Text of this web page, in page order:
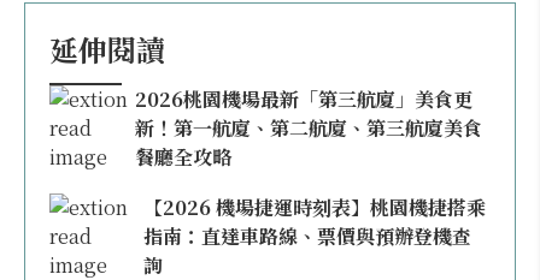
延伸閱讀
2026桃園機場最新「第三航廈」美食更
新！第一航廈、第二航廈、第三航廈美食
餐廳全攻略
【2026 機場捷運時刻表】桃園機捷搭乘
指南：直達車路線、票價與預辦登機查
詢